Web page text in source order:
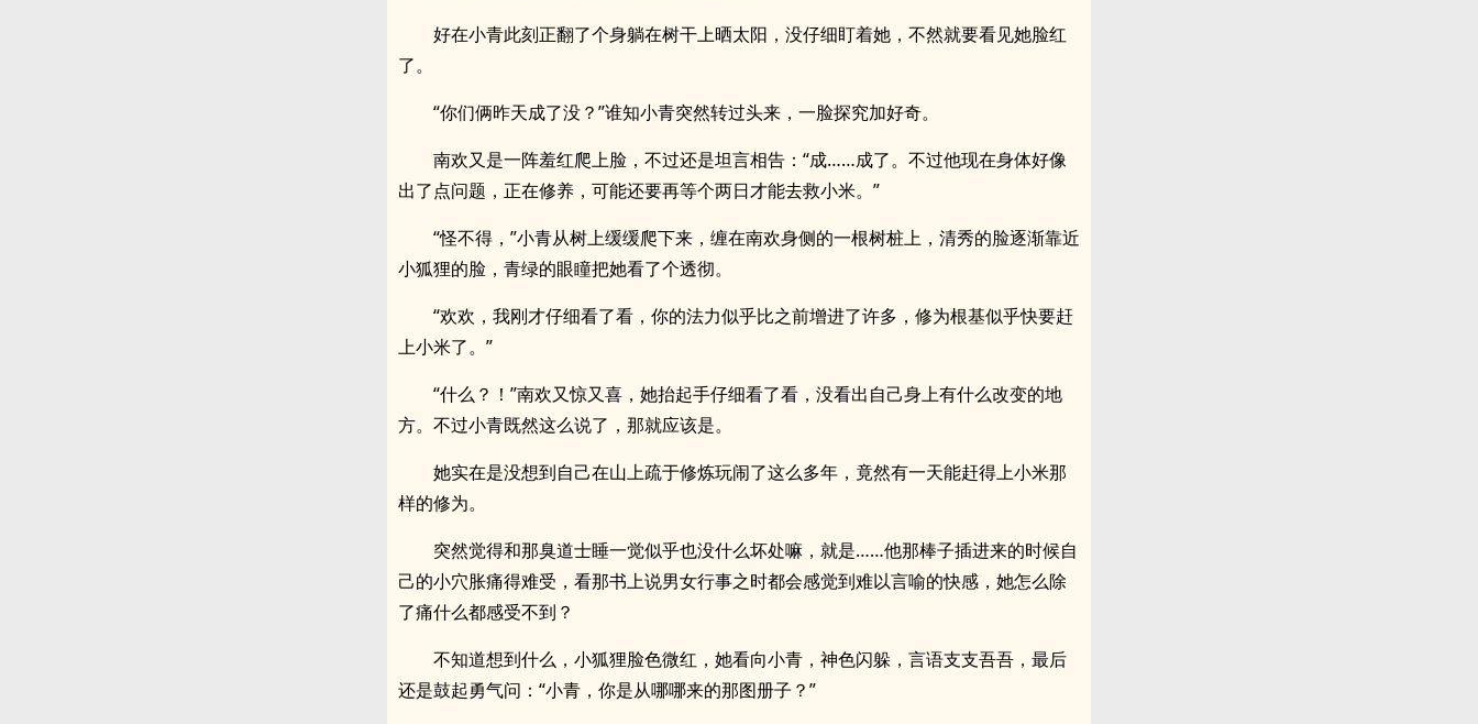
好在小青此刻正翻了个身躺在树干上晒太阳，没仔细盯着她，不然就要看见她脸红
了。
“你们俩昨天成了没？”谁知小青突然转过头来，一脸探究加好奇。
南欢又是一阵羞红爬上脸，不过还是坦言相告：“成……成了。不过他现在身体好像
出了点问题，正在修养，可能还要再等个两日才能去救小米。”
“怪不得，”小青从树上缓缓爬下来，缠在南欢身侧的一根树桩上，清秀的脸逐渐靠近
小狐狸的脸，青绿的眼瞳把她看了个透彻。
“欢欢，我刚才仔细看了看，你的法力似乎比之前增进了许多，修为根基似乎快要赶
上小米了。”
“什么？！”南欢又惊又喜，她抬起手仔细看了看，没看出自己身上有什么改变的地
方。不过小青既然这么说了，那就应该是。
她实在是没想到自己在山上疏于修炼玩闹了这么多年，竟然有一天能赶得上小米那
样的修为。
突然觉得和那臭道士睡一觉似乎也没什么坏处嘛，就是……他那棒子插进来的时候自
己的小穴胀痛得难受，看那书上说男女行事之时都会感觉到难以言喻的快感，她怎么除
了痛什么都感受不到？
不知道想到什么，小狐狸脸色微红，她看向小青，神色闪躲，言语支支吾吾，最后
还是鼓起勇气问：“小青，你是从哪哪来的那图册子？”